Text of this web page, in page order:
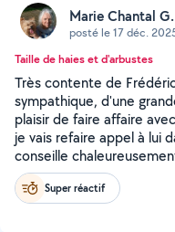
Marie Chantal G.
posté le 17 déc.
Taille de haies et d'arbustes
Très contente de
sympathique, d'une
plaisir de faire affaire
je vais refaire appel à lui
conseille
Super réactif